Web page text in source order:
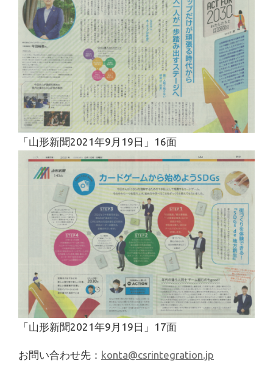
「山形新聞2021年9月19日」16面
「山形新聞2021年9月19日」17面
お問い合わせ先： konta@csrintegration.jp